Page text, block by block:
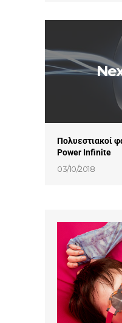
Πολυεστιακοί
Power Infinite
03/10/2018